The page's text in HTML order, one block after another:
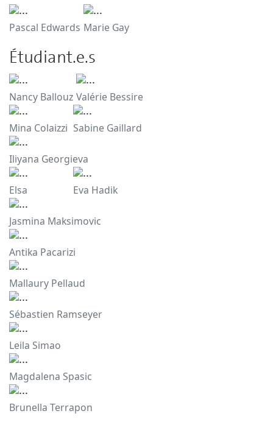
Pascal Edwards Marie Gay
Étudiant.e.s
Nancy Ballouz Valérie Bessire
Mina Colaizzi Sabine Gaillard
Iliyana Georgieva
Elsa Eva Hadik
Jasmina Maksimovic
Antika Pacarizi
Mallaury Pellaud
Sébastien Ramseyer
Leila Simao
Magdalena Spasic
Brunella Terrapon